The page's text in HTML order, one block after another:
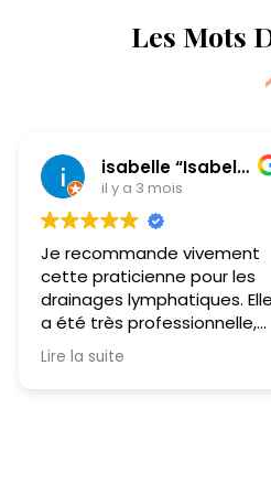
Les Mots
isabelle “Isabel” H
3 mois
vivement
pour les
Elle
tout au
Le
Eva
son
sa
main